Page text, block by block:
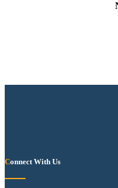
Connect With Us